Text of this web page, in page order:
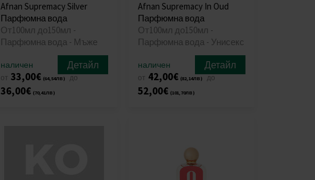
Afnan Supremacy Silver
Парфюмна вода
От100мл до150мл -
Парфюмна вода - Мъже
наличен Детайл
от 33,00€ (64,54лв) до
36,00€ (70,41лв)
Afnan Supremacy In Oud
Парфюмна вода
От100мл до150мл -
Парфюмна вода - Унисекс
наличен Детайл
от 42,00€ (82,14лв) до
52,00€ (101,70лв)